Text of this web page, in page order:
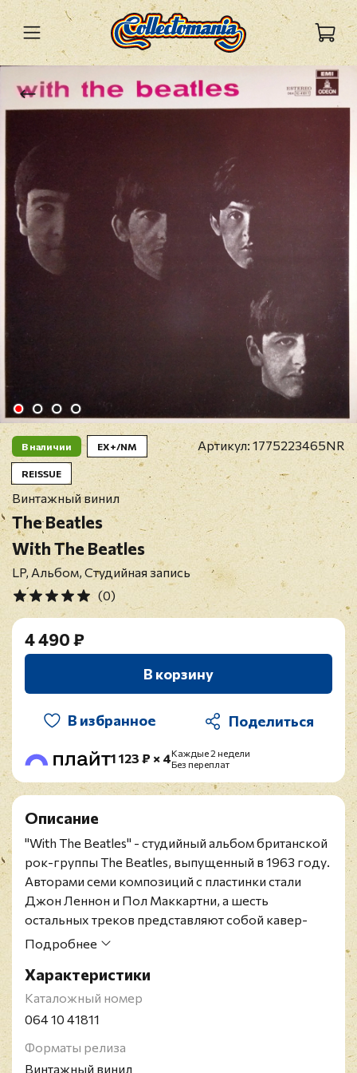
В наличии EX+/NM
REISSUE
Артикул: 1775223465NR
Винтажный винил
The Beatles
With The Beatles
LP, Альбом, Студийная запись
(0)
4 490 ₽
В корзину
В избранное
1 123 ₽ × 4Каждые 2 недели
Без переплат
Описание
"With The Beatles" - студийный альбом британской
рок-группы The Beatles, выпущенный в 1963 году.
Авторами семи композиций с пластинки стали
Джон Леннон и Пол Маккартни, а шесть
остальных треков представляют собой кавер-
версии песен известных музыкантов. Впервые за
исполнена песня Джорджа Харрисона "Don't
Bother Me".
Испанское переиздание 1989 года на чёрном
винил в состоянии, близком к идеальному.
Подробнее
Характеристики
Каталожный номер
064 10 41811
Форматы релиза
Винтажный винил